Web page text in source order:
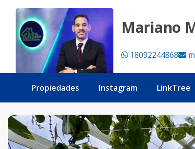
Mariano
18092244868
Propiedades Instagram LinkTree
📍 Evaristo Morales | Santo Domingo ✨ Exclusivo